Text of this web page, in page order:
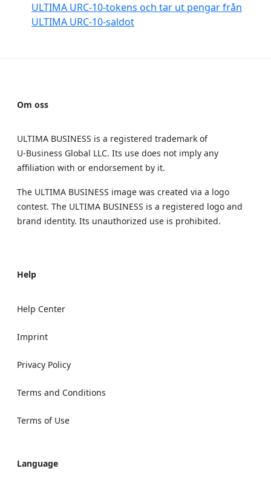
ULTIMA URC-10-tokens och tar ut pengar från
ULTIMA URC-10-saldot
Om oss
ULTIMA BUSINESS is a registered trademark of
U‑Business Global LLC. Its use does not imply any
affiliation with or endorsement by it.
The ULTIMA BUSINESS image was created via a logo
contest. The ULTIMA BUSINESS is a registered logo and
brand identity. Its unauthorized use is prohibited.
Help
Help Center
Imprint
Privacy Policy
Terms and Conditions
Terms of Use
Language